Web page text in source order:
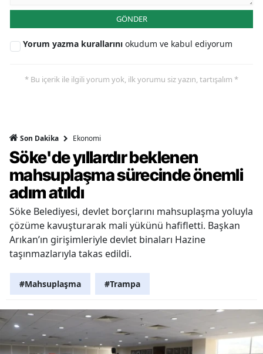
GÖNDER
Yorum yazma kurallarını okudum ve kabul ediyorum
* Bu içerik ile ilgili yorum yok, ilk yorumu siz yazın, tartışalım *
Son Dakika Ekonomi
Söke'de yıllardır beklenen
mahsuplaşma sürecinde önemli
adım atıldı
Söke Belediyesi, devlet borçlarını mahsuplaşma yoluyla
çözüme kavuşturarak mali yükünü hafifletti. Başkan
Arıkan’ın girişimleriyle devlet binaları Hazine
taşınmazlarıyla takas edildi.
#Mahsuplaşma #Trampa